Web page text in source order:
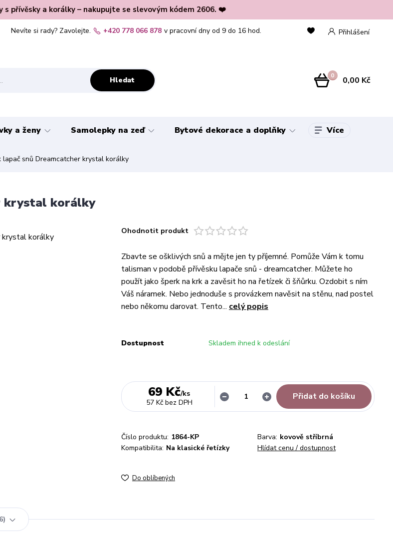
přívěsky a korálky – nakupujte se slevovým kódem 2606. ❤️
Přihlášení
Hledat
Nevíte si rady? Zavolejte. +420 778 066 878 v pracovní dny od 9 do 16 hod.
0 0,00 Kč
a ženy Samolepky na zeď Bytové dekorace a doplňky Více
lapač snů Dreamcatcher krystal korálky
krystal korálky
Ohodnotit produkt
Zbavte se ošklivých snů a mějte jen ty příjemné. Pomůže Vám k tomu
talisman v podobě přívěsku lapače snů - dreamcatcher. Můžete ho
použít jako šperk na krk a zavěsit ho na řetízek či šňůrku. Ozdobit s ním
Váš náramek. Nebo jednoduše s provázkem navěsit na stěnu, nad postel
nebo někomu darovat. Tento... celý popis
Dostupnost Skladem ihned k odeslání
69 Kč/ks
57 Kč bez DPH
Přidat do košíku
Číslo produktu: 1864-KP Barva: kovově stříbrná
Kompatibilita: Na klasické řetízky Hlídat cenu / dostupnost
Do oblíbených
6